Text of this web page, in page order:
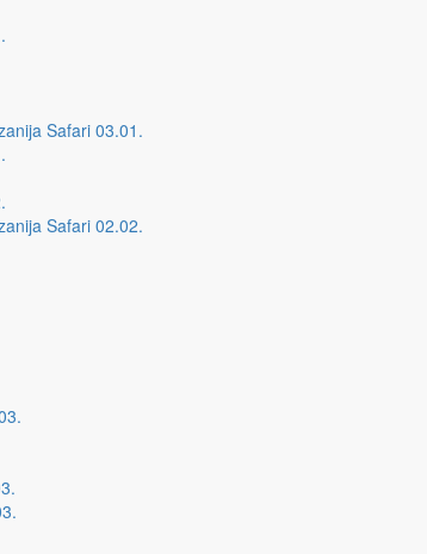
Safari 03.01.
Safari 02.02.